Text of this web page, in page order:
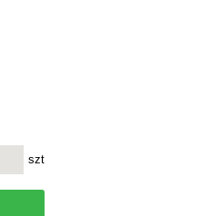
szt